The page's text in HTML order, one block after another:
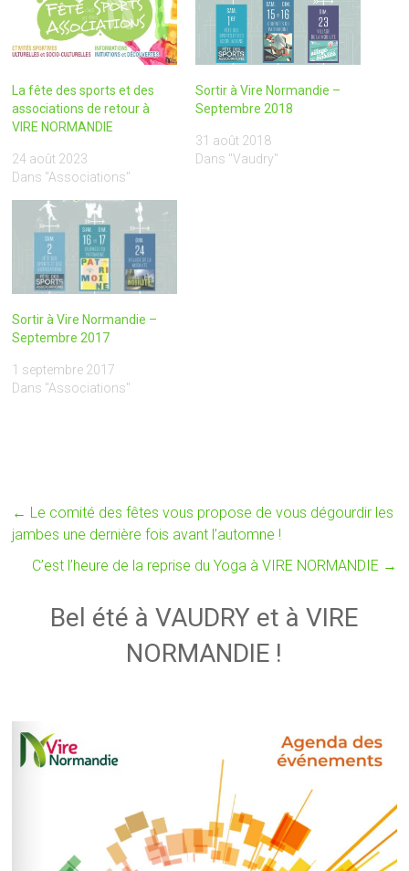
La fête des sports et des
associations de retour à
VIRE NORMANDIE
24 août 2023
Dans "Associations"
Sortir à Vire Normandie –
Septembre 2018
31 août 2018
Dans "Vaudry"
Sortir à Vire Normandie –
Septembre 2017
1 septembre 2017
Dans "Associations"
← Le comité des fêtes vous propose de vous dégourdir les
jambes une dernière fois avant l’automne !
C’est l’heure de la reprise du Yoga à VIRE NORMANDIE →
Bel été à VAUDRY et à VIRE
NORMANDIE !